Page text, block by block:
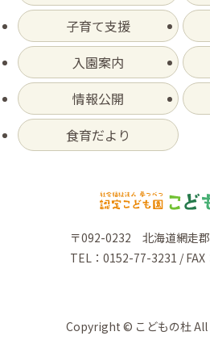
子育て支援
入園案内
情報公開
食育だより
〒092-0232 北海道網走
TEL：0152-77-3231 /
Copyright © こどもの杜